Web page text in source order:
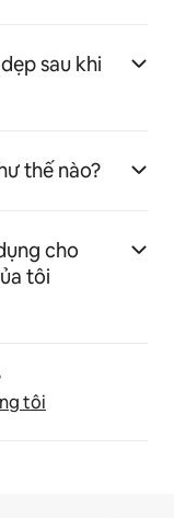
sau khi
thế nào?
cho
tôi
tôi